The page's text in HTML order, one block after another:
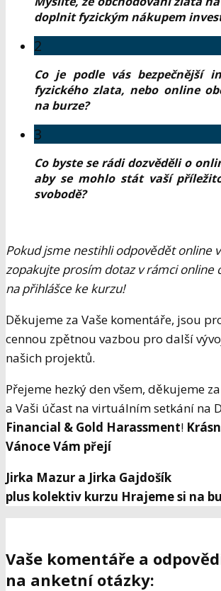
doplnit fyzickým nákupem
2
Co je podle vás bezpečnější
fyzického zlata, nebo online
na burze?
3
Co byste se rádi dozvěděli o
aby se mohlo stát vaší
svobodě?
Pokud jsme nestihli odpovědět online
zopakujte prosím dotaz v rámci online
na přihlášce ke kurzu!
Děkujeme za Vaše komentáře, jsou
cennou zpětnou vazbou pro další
našich projektů.
Přejeme hezký den všem, děkujeme
a Vaši účast na virtuálním setkání na
Financial & Gold Harassment!
Vánoce Vám přejí
Jirka Mazur a Jirka Gajdošík
plus kolektiv kurzu Hrajeme si na
Vaše komentáře a
na anketní otázky: